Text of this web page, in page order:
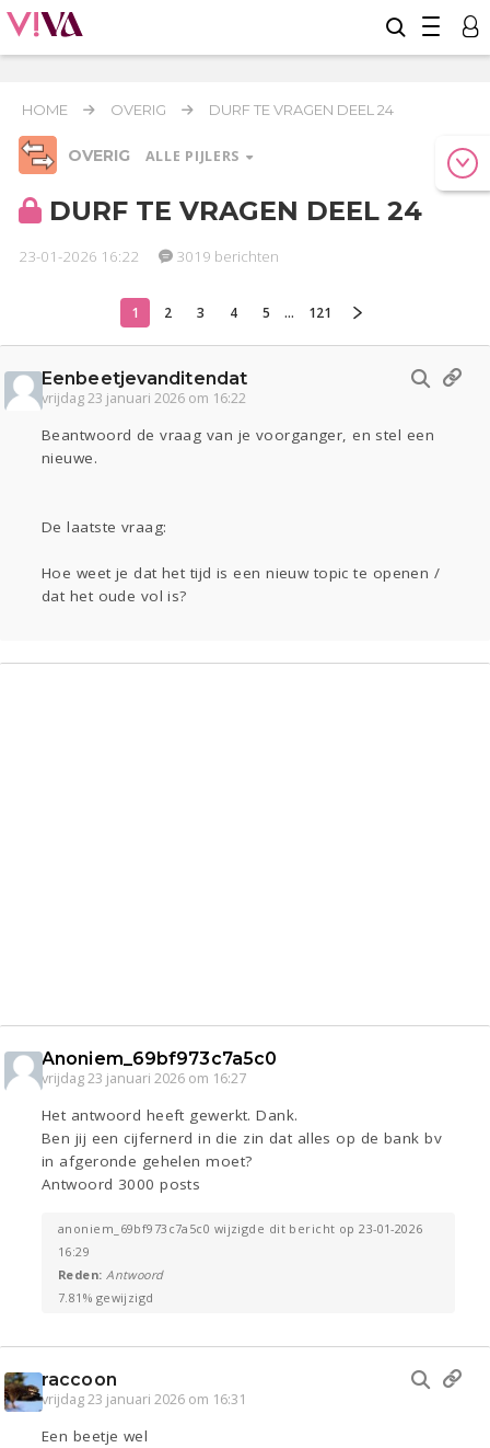
HOME OVERIG DURF TE VRAGEN DEEL 24
OVERIG ALLE PIJLERS
Relaties Werk & Studie Geld & Recht
Overig
Actueel
Oekraïne
Lijf & Lijn
Kinderen
Digi
Zwanger
Psyche Thuis
Klussen
Sport
Lezen
DURF TE VRAGEN DEEL 24
23-01-2026 16:22 3019 berichten
1 2 3 4 5 ... 121
Eenbeetjevanditendat
vrijdag 23 januari 2026 om 16:22
Beantwoord de vraag van je voorganger, en stel een
nieuwe.
De laatste vraag:
Hoe weet je dat het tijd is een nieuw topic te openen /
dat het oude vol is?
Anoniem_69bf973c7a5c0
vrijdag 23 januari 2026 om 16:27
Het antwoord heeft gewerkt. Dank.
Ben jij een cijfernerd in die zin dat alles op de bank bv
in afgeronde gehelen moet?
Antwoord 3000 posts
anoniem_69bf973c7a5c0 wijzigde dit bericht op 23-01-2026
16:29
Reden:Antwoord
7.81% gewijzigd
raccoon
vrijdag 23 januari 2026 om 16:31
Een beetje wel